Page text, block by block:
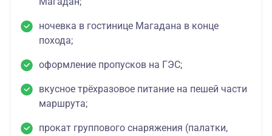
ночевка в гостинице Магадана в конце
похода;
оформление пропусков на ГЭС;
вкусное трёхразовое питание на пешей части
маршрута;
прокат группового снаряжения (палатки,